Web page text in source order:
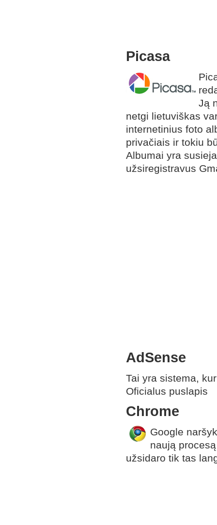
Picasa
Ją
netgi lietuviškas
internetinius foto
privačiais ir tokiu
Albumai yra
užsiregistravus
AdSense
Tai yra sistema,
Oficialus puslapis
Chrome
Google
naują
užsidaro tik tas